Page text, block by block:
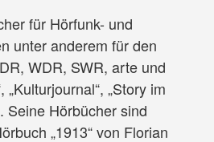
für Hörfunk- und
unter anderem für den
WDR, SWR, arte und
„Kulturjournal“, „Story im
Seine Hörbücher sind
„1913“ von Florian